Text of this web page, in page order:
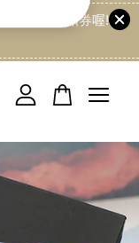
取專屬折扣券喔!
的。